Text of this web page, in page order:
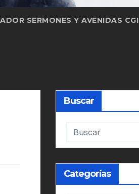
SERMONES Y AVENIDAS CGI
Buscar
Categorías